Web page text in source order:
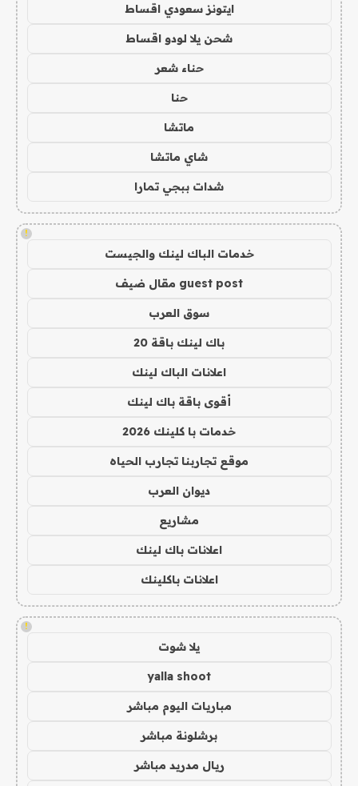
ايتونز سعودي اقساط
شحن يلا لودو اقساط
حناء شعر
حنا
ماتشا
شاي ماتشا
شدات ببجي تمارا
!
خدمات الباك لينك والجيست
guest post مقال ضيف
سوق العرب
باك لينك باقة 20
اعلانات الباك لينك
أقوى باقة باك لينك
خدمات با كلينك 2026
موقع تجاربنا تجارب الحياه
ديوان العرب
مشاريع
اعلانات باك لينك
اعلانات باكلينك
!
يلا شوت
yalla shoot
مباريات اليوم مباشر
برشلونة مباشر
ريال مدريد مباشر